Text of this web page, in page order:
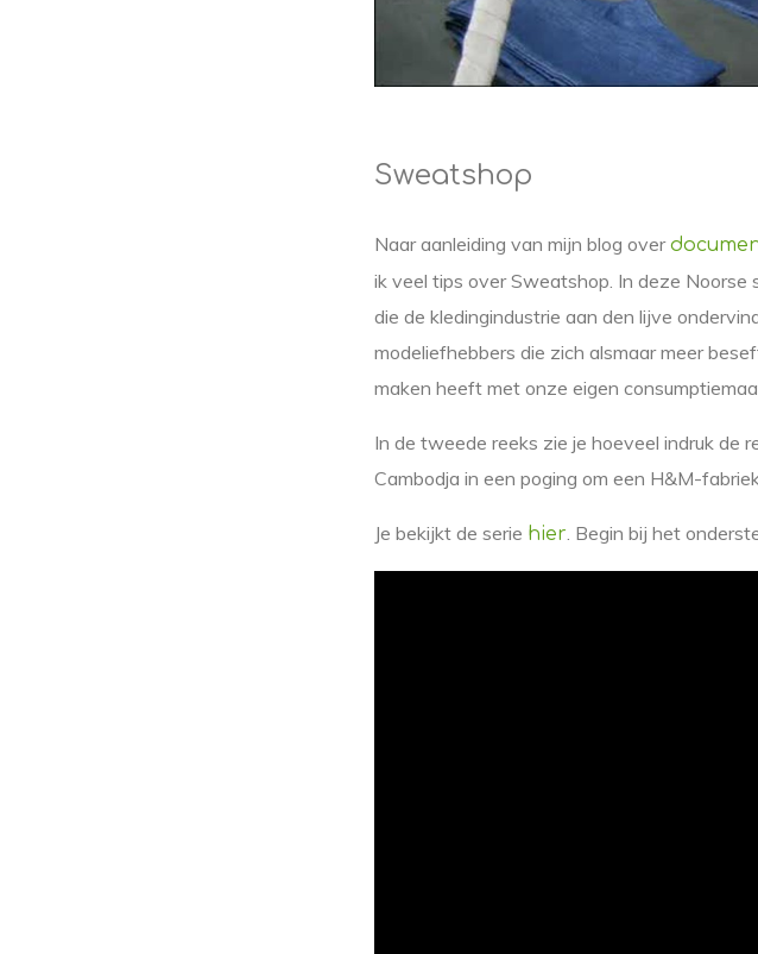
Sweatshop
Naar aanleiding van mijn blog over
ik veel tips over Sweatshop. In deze
die de kledingindustrie aan den lijve
modeliefhebbers die zich alsmaar meer
maken heeft met onze eigen
In de tweede reeks zie je hoeveel indruk de
Cambodja in een poging om een H&M-
Je bekijkt de serie hier . Begin bij het